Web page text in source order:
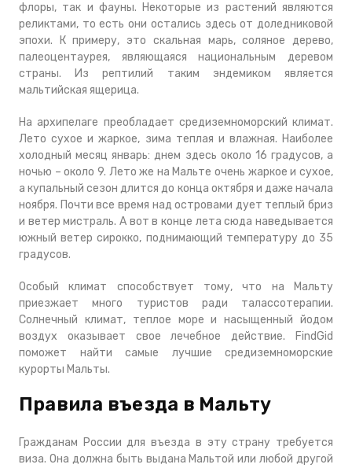
флоры, так и фауны. Некоторые из растений являются
реликтами, то есть они остались здесь от доледниковой
эпохи. К примеру, это скальная марь, соляное дерево,
палеоцентаурея, являющаяся национальным деревом
страны. Из рептилий таким эндемиком является
мальтийская ящерица.
На архипелаге преобладает средиземноморский климат.
Лето сухое и жаркое, зима теплая и влажная. Наиболее
холодный месяц январь: днем здесь около 16 градусов, а
ночью – около 9. Лето же на Мальте очень жаркое и сухое,
а купальный сезон длится до конца октября и даже начала
ноября. Почти все время над островами дует теплый бриз
и ветер мистраль. А вот в конце лета сюда наведывается
южный ветер сирокко, поднимающий температуру до 35
градусов.
Особый климат способствует тому, что на Мальту
приезжает много туристов ради талассотерапии.
Солнечный климат, теплое море и насыщенный йодом
воздух оказывает свое лечебное действие. FindGid
поможет найти самые лучшие средиземноморские
курорты Мальты.
Правила въезда в Мальту
Гражданам России для въезда в эту страну требуется
виза. Она должна быть выдана Мальтой или любой другой